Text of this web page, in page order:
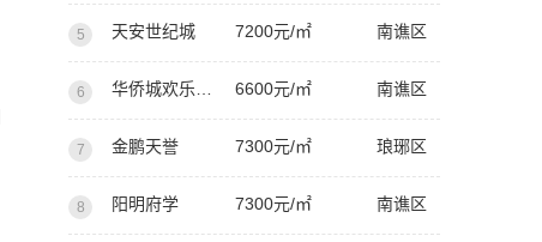
5 天安世纪城 7200元/㎡ 南谯区
6 6600元/㎡ 南谯区
7 金鹏天誉 7300元/㎡ 琅琊区
8 阳明府学 7300元/㎡ 南谯区